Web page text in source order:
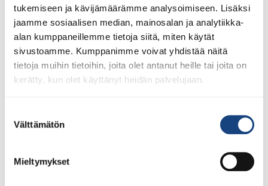
tukemiseen ja kävijämäärämme analysoimiseen. Lisäksi
jaamme sosiaalisen median, mainosalan ja analytiikka-
alan kumppaneillemme tietoja siitä, miten käytät
sivustoamme. Kumppanimme voivat yhdistää näitä
tietoja muihin tietoihin, joita olet antanut heille tai joita on
kerätty, kun olet käyttänyt heidän palvelujaan.
valinta
Välttämätön
Mieltymykset
Yanagi Judo Campin päävalmentaja vaihtuu, koska
valmentajaksi lupautunut ukrainalainen judolegenda
Georgii Zantaraia ei pääse Suomeen olosuhteista
johtuen. Yanagi ry:n puheenjohtaja Pekka Yrjänä kertoo